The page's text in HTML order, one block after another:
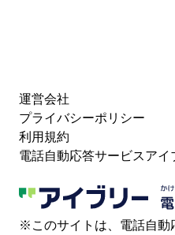
運営会社
プライバシーポリシー
利用規約
電話自動応答サービスアイ
※このサイトは、電話自動